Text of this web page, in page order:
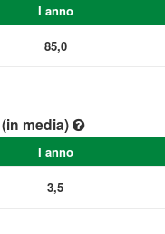
I anno
85,0
media)
I anno
3,5